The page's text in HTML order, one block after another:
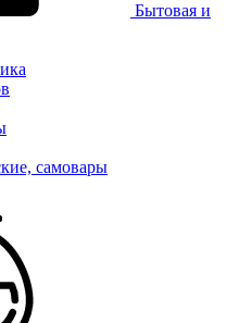
Бытовая и
самовары